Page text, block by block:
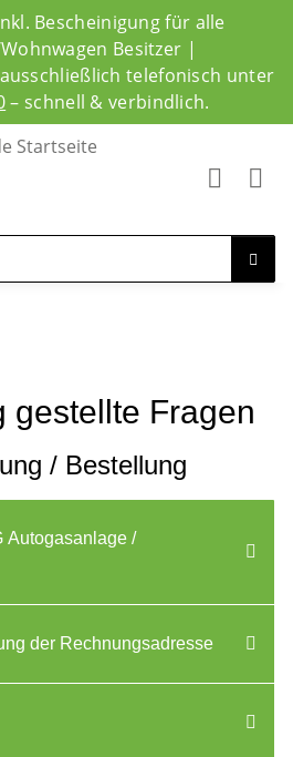
Bescheinigung für alle
Besitzer |
telefonisch unter
– schnell & verbindlich.
gestellte Fragen
/ Bestellung
Autogasanlage /
der Rechnungsadresse